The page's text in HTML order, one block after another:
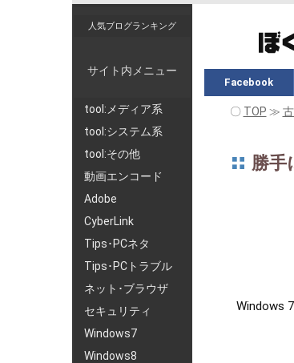
人気ブログランキング
サイト内メニュー
tool:メディア系
tool:システム系
tool:その他
動画エンコード
Adobe
CyberLink
Tips･PCネタ
Tips･PCトラブル
ネット･ブラウザ
セキュリティ
Windows7
Windows8
Facebook
〇 TOP ≫
勝手
Windows